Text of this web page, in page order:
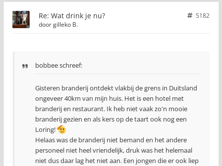
Re: Wat drink je nu?
5182
doorgilleko B.
bobbee schreef:
Gisteren branderij ontdekt vlakbij de grens in Duitsland
ongeveer 40km van mijn huis. Het is een hotel met
branderij en restaurant. Ik heb niet vaak zo'n mooie
branderij gezien en als kers op de taart ook nog een
Loring!
Helaas was de branderij niet bemand en het andere
personeel niet heel vriendelijk, druk was het helemaal
niet dus daar lag het niet aan. Een jongen die er ook liep